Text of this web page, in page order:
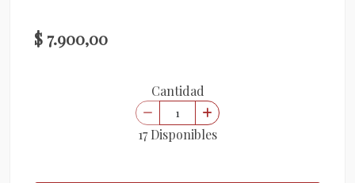
$ 7.900,00
Cantidad
17 Disponibles